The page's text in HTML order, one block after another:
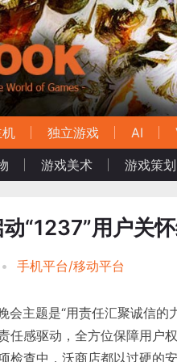
机 独立游戏 AI
游戏美术 游戏策划
“1237”用户关
• 手机平台/移动平台
会主题是“用责任汇聚诚信的
任感驱动，全方位保障用户
检查中，沃商店都以过硬的